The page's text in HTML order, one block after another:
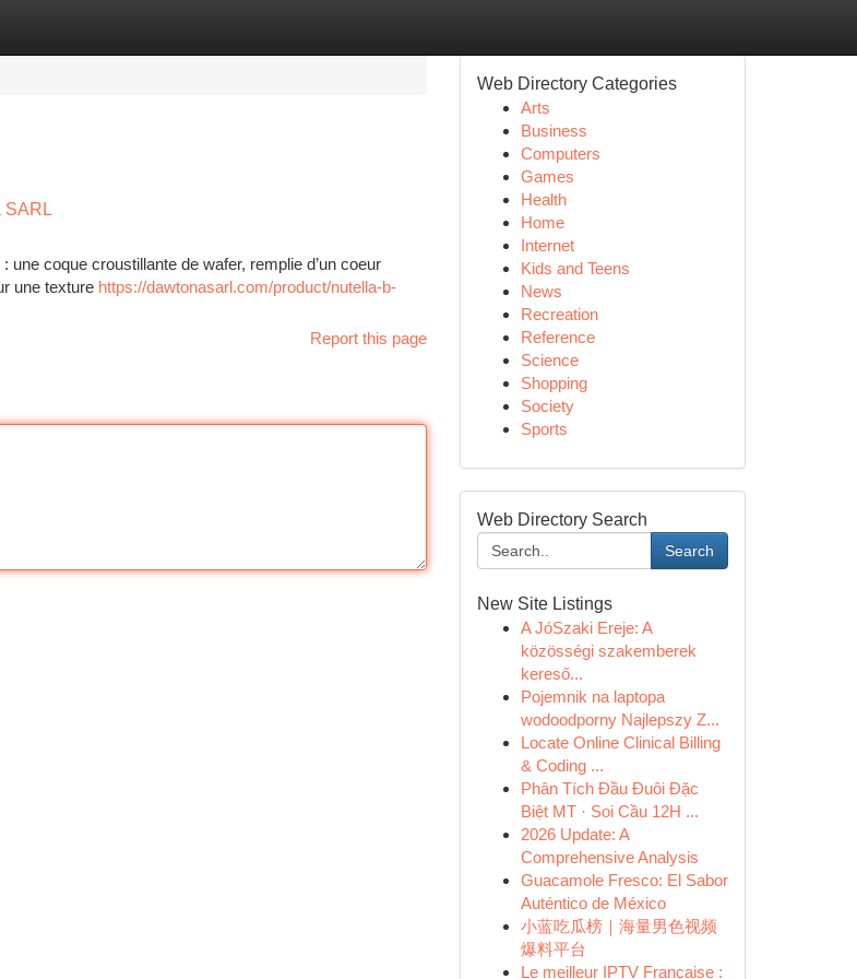
SARL
coque croustillante de wafer, remplie d’un coeur
une texture https://dawtonasarl.com/product/nutella-b-
Report this page
Web Directory Categories
Arts
Business
Computers
Games
Health
Home
Internet
Kids and Teens
News
Recreation
Reference
Science
Shopping
Society
Sports
Web Directory Search
Search
New Site Listings
A JóSzaki Ereje: A
közösségi szakemberek
kereső...
Pojemnik na laptopa
wodoodporny Najlepszy Z...
Locate Online Clinical Billing
& Coding ...
Phân Tích Đầu Đuôi Đặc
Biệt MT · Soi Cầu 12H ...
2026 Update: A
Comprehensive Analysis
Guacamole Fresco: El Sabor
Auténtico de México
小蓝吃瓜榜｜海量男色视频
爆料平台
Le meilleur IPTV Française :